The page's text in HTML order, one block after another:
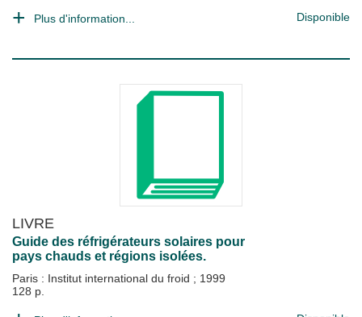
Plus d'information... Disponible
LIVRE
Guide des réfrigérateurs solaires pour
pays chauds et régions isolées.
Paris : Institut international du froid ; 1999
128 p.